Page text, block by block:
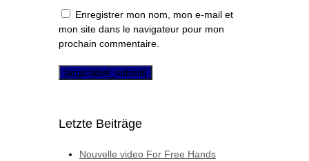
Enregistrer mon nom, mon e-mail et
mon site dans le navigateur pour mon
prochain commentaire.
Letzte Beiträge
Nouvelle video For Free Hands